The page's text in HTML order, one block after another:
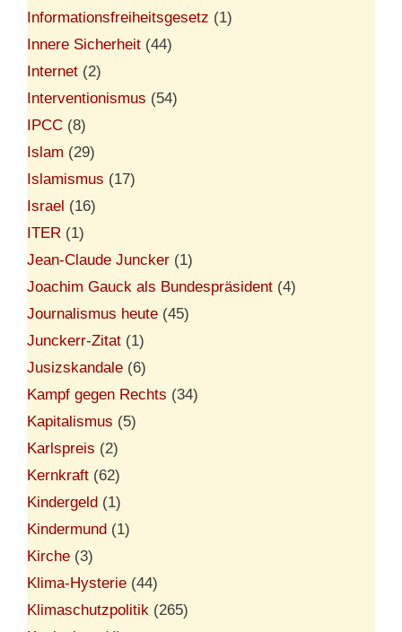
Informationsfreiheitsgesetz (1)
Innere Sicherheit (44)
Internet (2)
Interventionismus (54)
IPCC (8)
Islam (29)
Islamismus (17)
Israel (16)
ITER (1)
Jean-Claude Juncker (1)
Joachim Gauck als Bundespräsident (4)
Journalismus heute (45)
Junckerr-Zitat (1)
Jusizskandale (6)
Kampf gegen Rechts (34)
Kapitalismus (5)
Karlspreis (2)
Kernkraft (62)
Kindergeld (1)
Kindermund (1)
Kirche (3)
Klima-Hysterie (44)
Klimaschutzpolitik (265)